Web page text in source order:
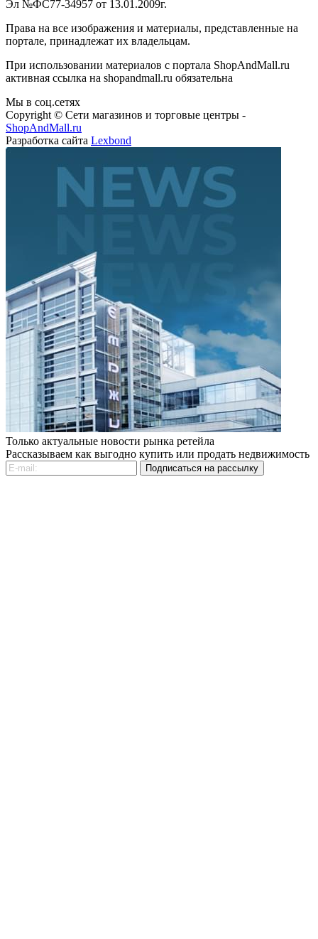
портале, принадлежат их владельцам.
активная ссылка на shopandmall.ru обязательна
Copyright © Сети магазинов и торговые центры -
ShopAndMall.ru
Разработка сайта
Только актуальные новости рынка ретейла
Рассказываем как выгодно купить или продать недвижимость